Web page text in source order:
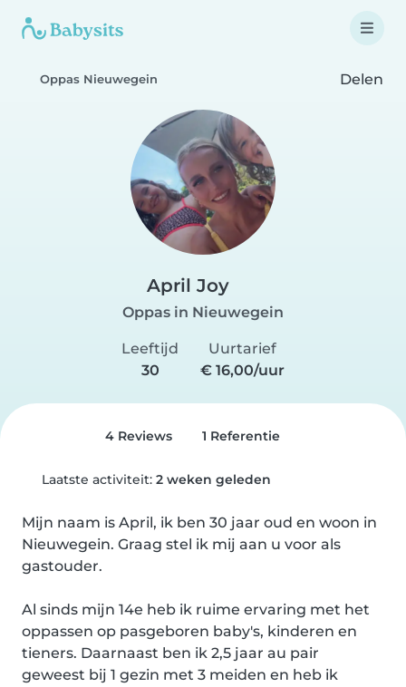
Oppas Nieuwegein Delen
April Joy
Oppas in Nieuwegein
Leeftijd
30
Uurtarief
€ 16,00/uur
4 Reviews 1 Referentie
Laatste activiteit: 2 weken geleden
Mijn naam is April, ik ben 30 jaar oud en woon in
Nieuwegein. Graag stel ik mij aan u voor als
gastouder.
Al sinds mijn 14e heb ik ruime ervaring met het
oppassen op pasgeboren baby's, kinderen en
tieners. Daarnaast ben ik 2,5 jaar au pair
geweest bij 1 gezin met 3 meiden en heb ik